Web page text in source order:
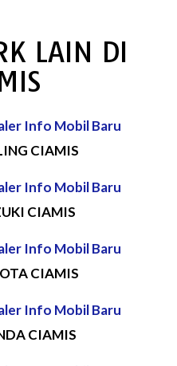
LAIN DI
CIAMIS
CIAMIS
CIAMIS
CIAMIS